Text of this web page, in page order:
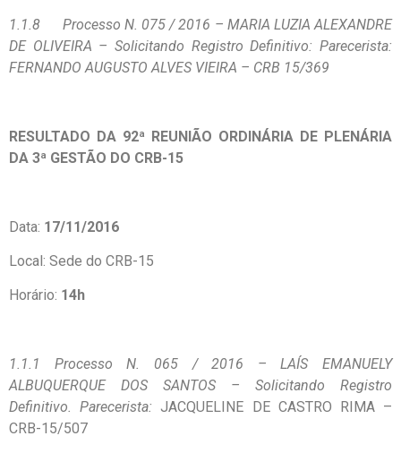
1.1.8
Processo N. 075 / 2016 – MARIA LUZIA ALEXANDRE
DE OLIVEIRA – Solicitando Registro Definitivo: Parecerista:
FERNANDO AUGUSTO ALVES VIEIRA – CRB 15/369
RESULTADO DA 92ª REUNIÃO ORDINÁRIA DE PLENÁRIA
DA 3ª GESTÃO DO CRB-15
Data: 17/11/2016
Local: Sede do CRB-15
Horário: 14h
1.1.1 Processo N. 065 / 2016 – LAÍS EMANUELY
ALBUQUERQUE DOS SANTOS – Solicitando Registro
Definitivo. Parecerista:JACQUELINE DE CASTRO RIMA –
CRB-15/507